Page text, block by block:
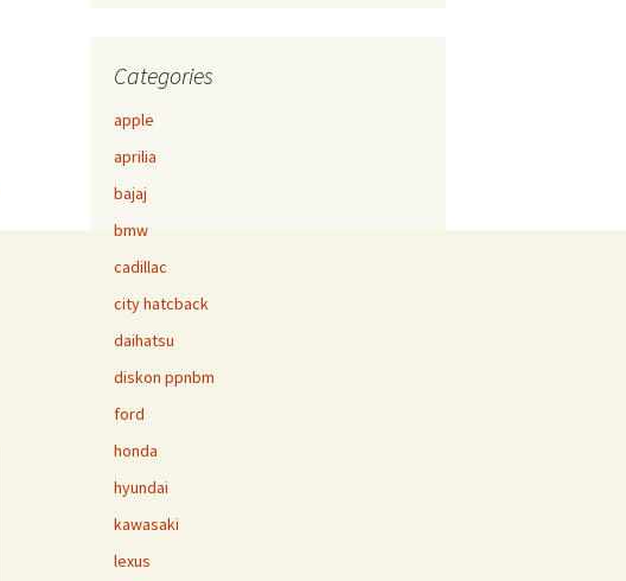
Categories
apple
aprilia
bajaj
bmw
cadillac
city hatcback
daihatsu
diskon ppnbm
ford
honda
hyundai
kawasaki
lexus